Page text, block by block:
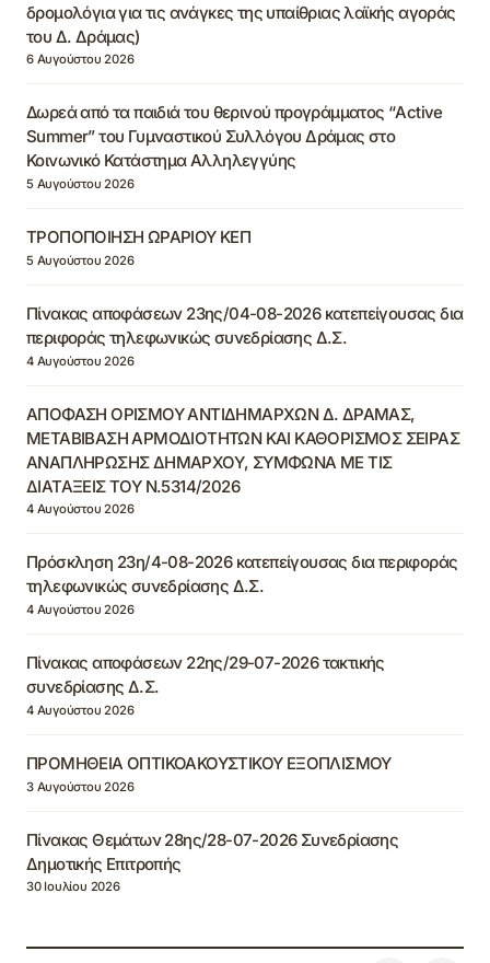
δρομολόγια για τις ανάγκες της υπαίθριας λαϊκής αγοράς
του Δ. Δράμας)
6 Αυγούστου 2026
Δωρεά από τα παιδιά του θερινού προγράμματος “Active
Summer” του Γυμναστικού Συλλόγου Δράμας στο
Κοινωνικό Κατάστημα Αλληλεγγύης
5 Αυγούστου 2026
ΤΡΟΠΟΠΟΙΗΣΗ ΩΡΑΡΙΟΥ ΚΕΠ
5 Αυγούστου 2026
Πίνακας αποφάσεων 23ης/04-08-2026 κατεπείγουσας δια
περιφοράς τηλεφωνικώς συνεδρίασης Δ.Σ.
4 Αυγούστου 2026
ΑΠΟΦΑΣΗ ΟΡΙΣΜΟΥ ΑΝΤΙΔΗΜΑΡΧΩΝ Δ. ΔΡΑΜΑΣ,
ΜΕΤΑΒΙΒΑΣΗ ΑΡΜΟΔΙΟΤΗΤΩΝ ΚΑΙ ΚΑΘΟΡΙΣΜΟΣ ΣΕΙΡΑΣ
ΑΝΑΠΛΗΡΩΣΗΣ ΔΗΜΑΡΧΟΥ, ΣΥΜΦΩΝΑ ΜΕ ΤΙΣ
ΔΙΑΤΑΞΕΙΣ ΤΟΥ Ν.5314/2026
4 Αυγούστου 2026
Πρόσκληση 23η/4-08-2026 κατεπείγουσας δια περιφοράς
τηλεφωνικώς συνεδρίασης Δ.Σ.
4 Αυγούστου 2026
Πίνακας αποφάσεων 22ης/29-07-2026 τακτικής
συνεδρίασης Δ.Σ.
4 Αυγούστου 2026
ΠΡΟΜΗΘΕΙΑ ΟΠΤΙΚΟΑΚΟΥΣΤΙΚΟΥ ΕΞΟΠΛΙΣΜΟΥ
3 Αυγούστου 2026
Πίνακας Θεμάτων 28ης/28-07-2026 Συνεδρίασης
Δημοτικής Επιτροπής
30 Ιουλίου 2026